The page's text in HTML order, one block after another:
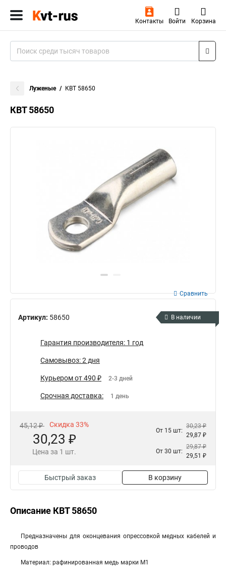
Контакты Войти Корзина
Луженые КВТ 58650
КВТ 58650
Артикул: 58650
Сравнить
В наличии
Гарантия производителя: 1 год
Самовывоз: 2 дня
Курьером от 490 ₽ 2-3 дней
Срочная доставка: 1 день
45,12 ₽ Скидка 33%
30,23 ₽
Цена за 1 шт.
От 15 шт:
30,23 ₽
29,87 ₽
От 30 шт:
29,87 ₽
29,51 ₽
Быстрый заказ В корзину
Описание КВТ 58650
Предназначены для оконцевания опрессовкой медных кабелей и
проводов
Материал: рафинированная медь марки М1